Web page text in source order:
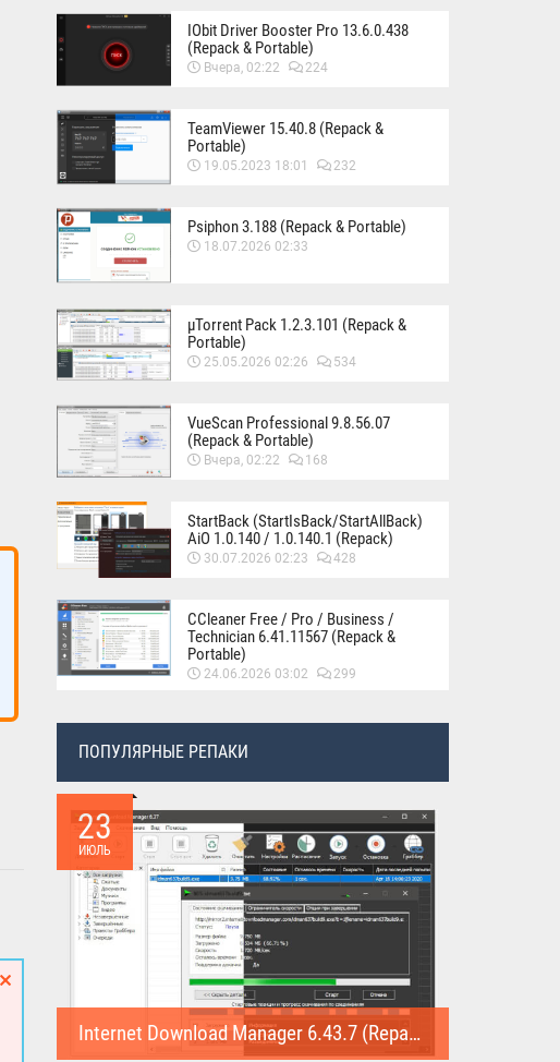
IObit Driver Booster Pro 13.6.0.438
(Repack & Portable)
Вчера, 02:22 224
TeamViewer 15.40.8 (Repack &
Portable)
19.05.2023 18:01 232
Psiphon 3.188 (Repack & Portable)
18.07.2026 02:33
µTorrent Pack 1.2.3.101 (Repack &
Portable)
25.05.2026 02:26 534
VueScan Professional 9.8.56.07
(Repack & Portable)
Вчера, 02:22 168
StartBack (StartIsBack/StartAllBack)
AiO 1.0.140 / 1.0.140.1 (Repack)
30.07.2026 02:23 428
CCleaner Free / Pro / Business /
Technician 6.41.11567 (Repack &
Portable)
24.06.2026 03:02 299
ПОПУЛЯРНЫЕ РЕПАКИ
23
ИЮЛЬ
Internet Download Manager 6.43.7 (Repack)